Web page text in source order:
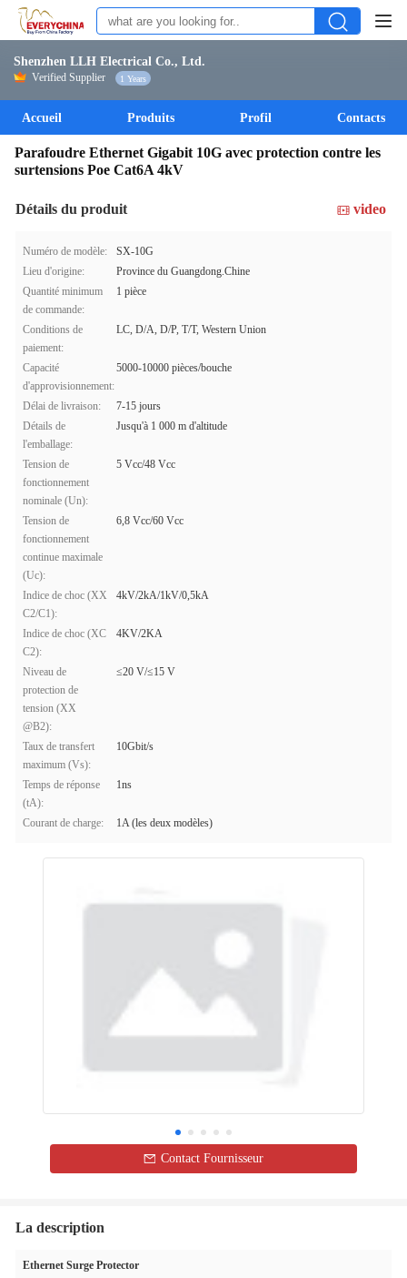
Shenzhen LLH Electrical Co., Ltd.
Verified Supplier 1 Years
Accueil Produits Profil Contacts
Parafoudre Ethernet Gigabit 10G avec protection contre les
surtensions Poe Cat6A 4kV
Détails du produit video
Numéro de modèle:
SX-10G
Lieu d'origine:
Province du Guangdong.Chine
Quantité minimum
de commande:
1 pièce
Conditions de
paiement:
LC, D/A, D/P, T/T, Western Union
Capacité
d'approvisionnement:
5000-10000 pièces/bouche
Délai de livraison:
7-15 jours
Détails de
l'emballage:
Jusqu'à 1 000 m d'altitude
Tension de
fonctionnement
nominale (Un):
5 Vcc/48 Vcc
Tension de
fonctionnement
continue maximale
(Uc):
6,8 Vcc/60 Vcc
Indice de choc (XX
C2/C1):
4kV/2kA/1kV/0,5kA
Indice de choc (XC
C2):
4KV/2KA
Niveau de
protection de
tension (XX
@B2):
≤20 V/≤15 V
Taux de transfert
maximum (Vs):
10Gbit/s
Temps de réponse
(tA):
1ns
Courant de charge: 1A (les deux modèles)
Contact Fournisseur
La description
Ethernet Surge Protector